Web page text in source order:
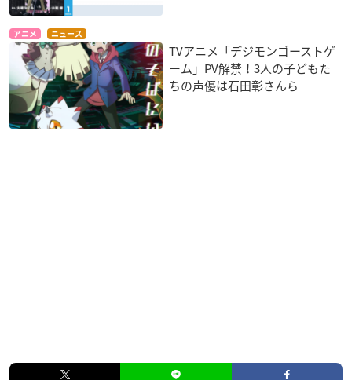
アニメ ニュース
TVアニメ「デジモンゴーストゲ
ーム」PV解禁！3人の子どもた
ちの声優は石田彰さんら